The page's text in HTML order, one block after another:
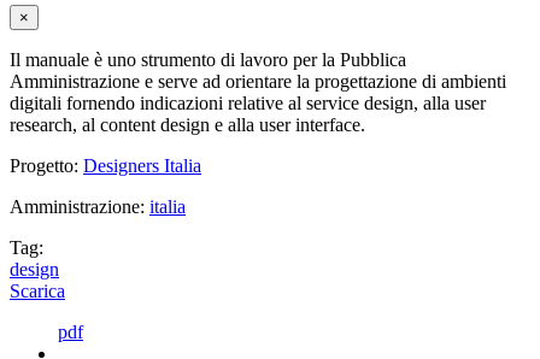
×
Il manuale è uno strumento di lavoro per la Pubblica
Amministrazione e serve ad orientare la progettazione di ambienti
digitali fornendo indicazioni relative al service design, alla user
research, al content design e alla user interface.
Progetto: Designers Italia
Amministrazione: italia
Tag:
design
Scarica
pdf